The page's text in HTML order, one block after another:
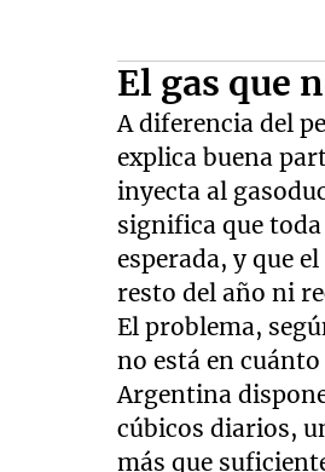
El gas que
A diferencia del
explica buena
inyecta al
significa que
esperada, y que
resto del año ni
El problema,
no está en
Argentina
cúbicos diarios,
más que